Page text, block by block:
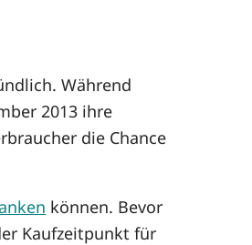
Während
2013 ihre
die Chance
können. Bevor
Kaufzeitpunkt für